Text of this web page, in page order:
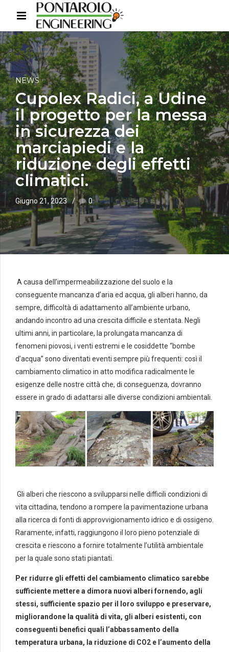
NEWS
Cupolex Radici, a Udine
il progetto per la messa
in sicurezza dei
marciapiedi e la
riduzione degli effetti
climatici.
Giugno 21, 2023 0
A causa dell’impermeabilizzazione del suolo e la
conseguente mancanza d’aria ed acqua, gli alberi hanno, da
sempre, difficoltà di adattamento all’ambiente urbano,
andando incontro ad una crescita difficile e stentata. Negli
ultimi anni, in particolare, la prolungata mancanza di
fenomeni piovosi, i venti estremi e le cosiddette “bombe
d’acqua” sono diventati eventi sempre più frequenti: così il
cambiamento climatico in atto modifica radicalmente le
esigenze delle nostre città che, di conseguenza, dovranno
essere in grado di adattarsi alle diverse condizioni ambientali.
Gli alberi che riescono a svilupparsi nelle difficili condizioni di
vita cittadina, tendono a rompere la pavimentazione urbana
alla ricerca di fonti di approvvigionamento idrico e di ossigeno.
Raramente, infatti, raggiungono il loro pieno potenziale di
crescita e riescono a fornire totalmente l’utilità ambientale
per la quale sono stati piantati.
Per ridurre gli effetti del cambiamento climatico sarebbe
sufficiente mettere a dimora nuovi alberi fornendo, agli
stessi, sufficiente spazio per il loro sviluppo e preservare,
migliorandone la qualità di vita, gli alberi esistenti, con
conseguenti benefici quali l’abbassamento della
temperatura urbana, la riduzione di CO2 e l’aumento della